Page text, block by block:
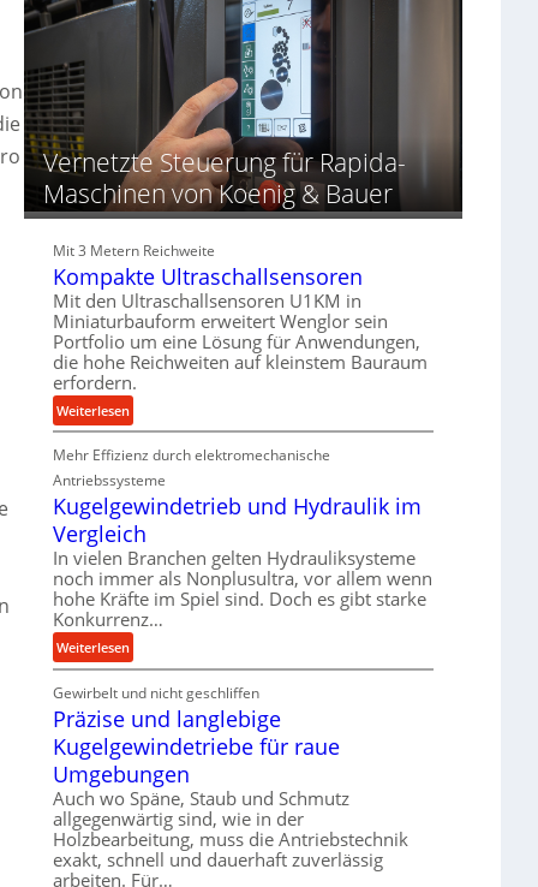
o
d
ü
r
d
e
P
r
o
d
u
k
t
o
n
i
n
d
e
n
M
i
t
t
e
s
t
a
n
d
d
Vernetzte Steuerung für Rapida-
Maschinen von Koenig & Bauer
Mit 3 Metern Reichweite
Kompakte Ultraschallsensoren
Mit den Ultraschallsensoren U1KM in
Miniaturbauform erweitert Wenglor sein
Portfolio um eine Lösung für Anwendungen,
die hohe Reichweiten auf kleinstem Bauraum
erfordern.
Weiterlesen:
K
o
m
p
a
k
t
e
U
l
t
s
c
h
a
l
l
s
Mehr Effizienz durch elektromechanische
Antriebssysteme
Kugelgewindetrieb und Hydraulik im
Vergleich
In vielen Branchen gelten Hydrauliksysteme
noch immer als Nonplusultra, vor allem wenn
hohe Kräfte im Spiel sind. Doch es gibt starke
Konkurrenz…
Weiterlesen:
K
u
g
l
g
e
w
i
n
Gewirbelt und nicht geschliffen
Präzise und langlebige
Kugelgewindetriebe für raue
Umgebungen
Auch wo Späne, Staub und Schmutz
allgegenwärtig sind, wie in der
Holzbearbeitung, muss die Antriebstechnik
exakt, schnell und dauerhaft zuverlässig
arbeiten. Für…